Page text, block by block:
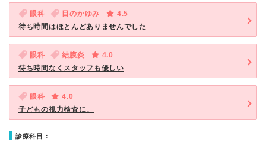
眼科 目のかゆみ
4.5
待ち時間はほとんどありませんでした
眼科 結膜炎
4.0
待ち時間なくスタッフも優しい
眼科
4.0
子どもの視力検査に。
診療科目：